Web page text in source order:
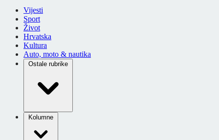
Vijesti
Sport
Život
Hrvatska
Kultura
Auto, moto & nautika
Ostale rubrike
Kolumne